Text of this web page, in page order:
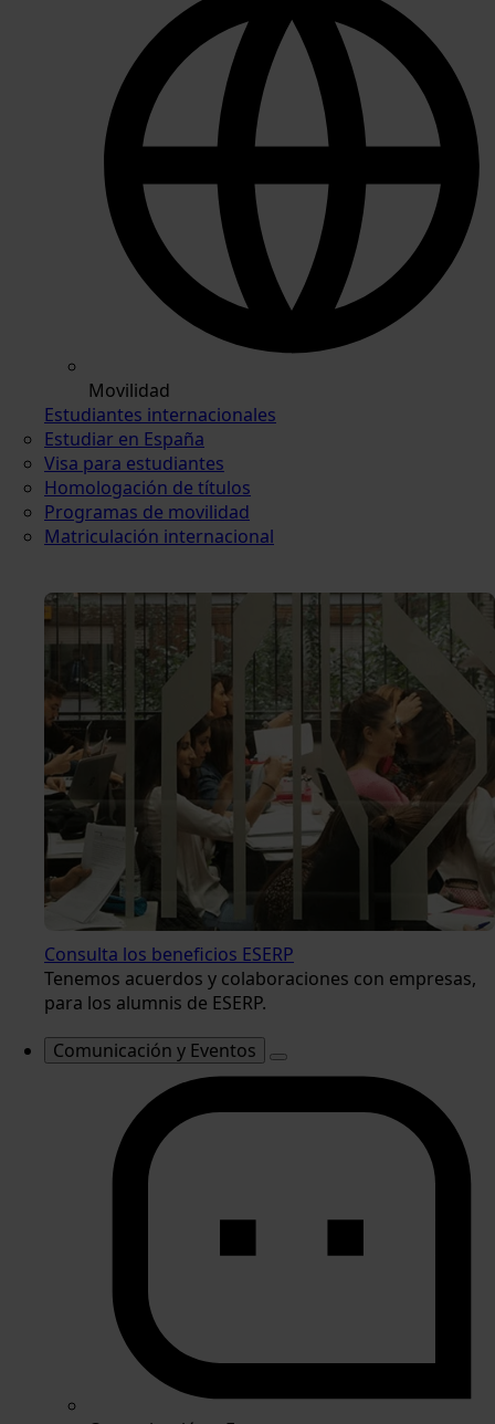
Movilidad
Estudiantes internacionales
Estudiar en España
Visa para estudiantes
Homologación de títulos
Programas de movilidad
Matriculación internacional
Consulta los beneficios ESERP
Tenemos acuerdos y colaboraciones con empresas,
para los alumnis de ESERP.
Comunicación y Eventos